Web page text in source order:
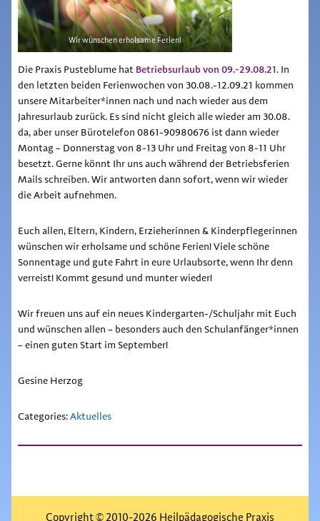
Wir wünschen erholsame Ferien!
Die Praxis Pusteblume hat Betriebsurlaub von 09.-29.08.21. In
den letzten beiden Ferienwochen von 30.08.-12.09.21 kommen
unsere Mitarbeiter*innen nach und nach wieder aus dem
Jahresurlaub zurück. Es sind nicht gleich alle wieder am 30.08.
da, aber unser Bürotelefon 0861-90980676 ist dann wieder
Montag – Donnerstag von 8-13 Uhr und Freitag von 8-11 Uhr
besetzt. Gerne könnt Ihr uns auch während der Betriebsferien
Mails schreiben. Wir antworten dann sofort, wenn wir wieder
die Arbeit aufnehmen.
Euch allen, Eltern, Kindern, Erzieherinnen & Kinderpflegerinnen
wünschen wir erholsame und schöne Ferien! Viele schöne
Sonnentage und gute Fahrt in eure Urlaubsorte, wenn Ihr denn
verreist! Kommt gesund und munter wieder!
Wir freuen uns auf ein neues Kindergarten-/Schuljahr mit Euch
und wünschen allen – besonders auch den Schulanfänger*innen
– einen guten Start im September!
Gesine Herzog
Categories:Aktuelles
Copyright © 2010-2026 Heilpädagogische Praxis